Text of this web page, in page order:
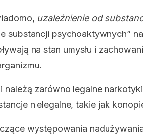
uzależnienie od
substancji psychoaktywnych”
na stan umysłu i
należą zarówno legalne
nielegalne, takie jak
występowania